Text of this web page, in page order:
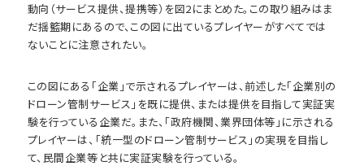
動向（サービス提供、提携等）を図2にまとめた。この取り組みはま
だ揺籃期にあるので、この図に出ているプレイヤーがすべてでは
ないことに注意されたい。
この図にある「企業」で示されるプレイヤーは、前述した「企業別の
ドローン管制サービス」を既に提供、または提供を目指して実証実
験を行っている企業だ。また、「政府機関、業界団体等」に示される
プレイヤーは、「統一型のドローン管制サービス」の実現を目指し
て、民間企業等と共に実証実験を行っている。